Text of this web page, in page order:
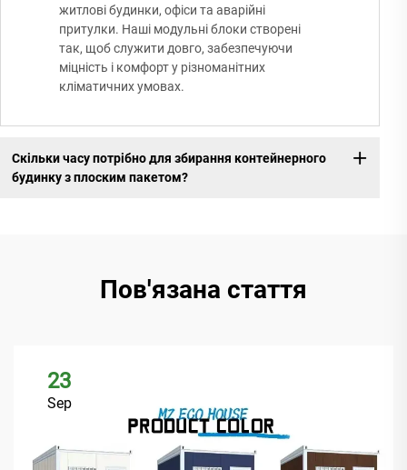
житлові будинки, офіси та аварійні
притулки. Наші модульні блоки створені
так, щоб служити довго, забезпечуючи
міцність і комфорт у різноманітних
кліматичних умовах.
Скільки часу потрібно для збирання контейнерного
будинку з плоским пакетом?
Пов'язана стаття
23
Sep